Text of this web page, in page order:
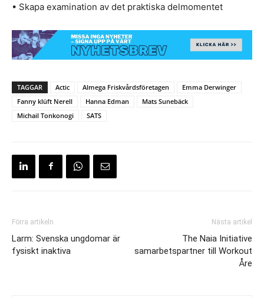
• Skapa examination av det praktiska delmomentet
TAGGAR Actic Almega Friskvårdsföretagen
Emma Derwinger
Fanny klüft Nerell
Hanna Edman
Mats Sunebäck
Michail Tonkonogi
SATS
Förra artikeln
Larm: Svenska ungdomar är
fysiskt inaktiva
Nästa artikel
The Naia Initiative
samarbetspartner till Workout
Åre